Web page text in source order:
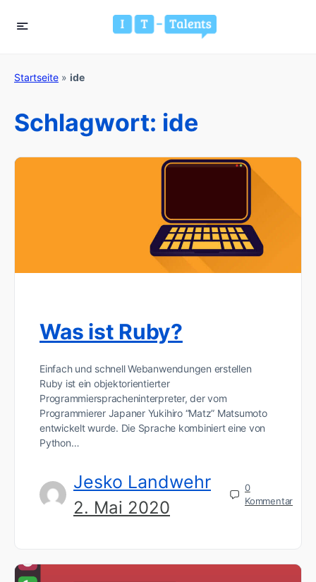
Startseite » ide
Schlagwort: ide
Was ist Ruby?
Einfach und schnell Webanwendungen erstellen
Ruby ist ein objektorientierter
Programmierspracheninterpreter, der vom
Programmierer Japaner Yukihiro “Matz” Matsumoto
entwickelt wurde. Die Sprache kombiniert eine von
Python…
Jesko Landwehr
2. Mai 2020
0
Kommentar